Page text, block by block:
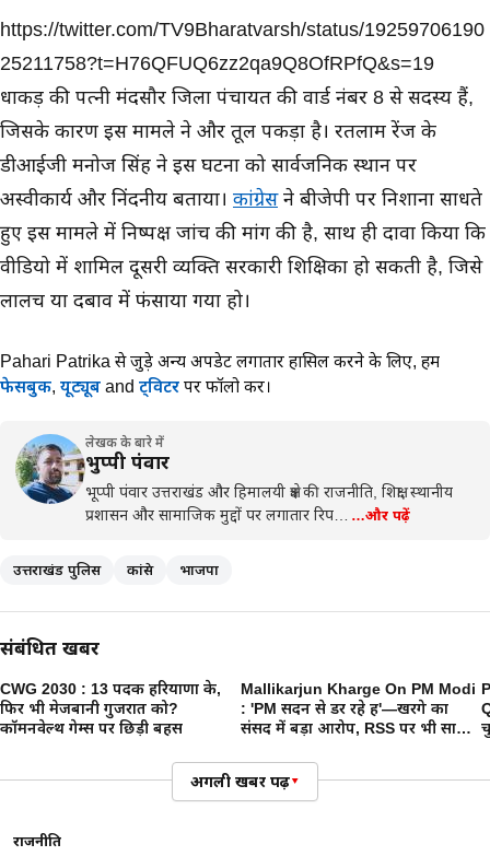
https://twitter.com/TV9Bharatvarsh/status/19259706190
25211758?t=H76QFUQ6zz2qa9Q8OfRPfQ&s=19
धाकड़ की पत्नी मंदसौर जिला पंचायत की वार्ड नंबर 8 से सदस्य हैं,
जिसके कारण इस मामले ने और तूल पकड़ा है। रतलाम रेंज के
डीआईजी मनोज सिंह ने इस घटना को सार्वजनिक स्थान पर
अस्वीकार्य और निंदनीय बताया। कांग्रेसने बीजेपी पर निशाना साधते
हुए इस मामले में निष्पक्ष जांच की मांग की है, साथ ही दावा किया कि
वीडियो में शामिल दूसरी व्यक्ति सरकारी शिक्षिका हो सकती है, जिसे
लालच या दबाव में फंसाया गया हो।
Pahari Patrika से जुड़े अन्य अपडेट लगातार हासिल करने के लिए, हमें
फेसबुक, यूट्यूब and ट्विटर पर फॉलो करें।
लेखक के बारे में
भुप्पी पंवार
भूप्पी पंवार उत्तराखंड और हिमालयी क्षेत्र की राजनीति, शिक्षा, स्थानीय
प्रशासन और सामाजिक मुद्दों पर लगातार रिप… …और पढ़ें
उत्तराखंड पुलिस कांग्रेस भाजपा
संबंधित खबरें
CWG 2030 : 13 पदक हरियाणा के,
फिर भी मेजबानी गुजरात को?
कॉमनवेल्थ गेम्स पर छिड़ी बहस
Mallikarjun Kharge On PM Modi
: 'PM सदन से डर रहे हैं'—खरगे का
संसद में बड़ा आरोप, RSS पर भी साधा
अगली खबर पढ़ें▾
राजनीति